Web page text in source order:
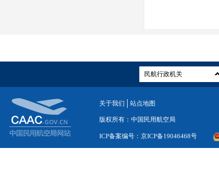
关于我们 站点地图
版权所有：中国民用航空局
ICP备案编号：京ICP备19046468号